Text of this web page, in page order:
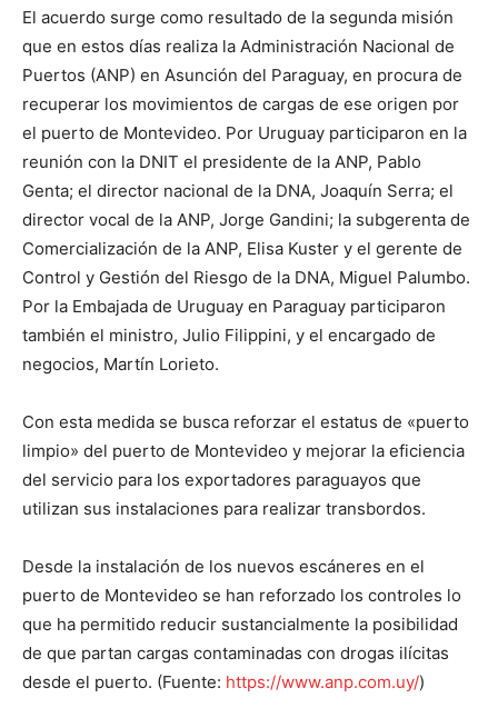
El acuerdo surge como resultado de la segunda misión
que en estos días realiza la Administración Nacional de
Puertos (ANP) en Asunción del Paraguay, en procura de
recuperar los movimientos de cargas de ese origen por
el puerto de Montevideo. Por Uruguay participaron en la
reunión con la DNIT el presidente de la ANP, Pablo
Genta; el director nacional de la DNA, Joaquín Serra; el
director vocal de la ANP, Jorge Gandini; la subgerenta de
Comercialización de la ANP, Elisa Kuster y el gerente de
Control y Gestión del Riesgo de la DNA, Miguel Palumbo.
Por la Embajada de Uruguay en Paraguay participaron
también el ministro, Julio Filippini, y el encargado de
negocios, Martín Lorieto.
Con esta medida se busca reforzar el estatus de «puerto
limpio» del puerto de Montevideo y mejorar la eficiencia
del servicio para los exportadores paraguayos que
utilizan sus instalaciones para realizar transbordos.
Desde la instalación de los nuevos escáneres en el
puerto de Montevideo se han reforzado los controles lo
que ha permitido reducir sustancialmente la posibilidad
de que partan cargas contaminadas con drogas ilícitas
desde el puerto. (Fuente: https://www.anp.com.uy/)